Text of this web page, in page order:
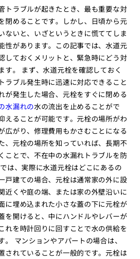
トラブルが起きたとき、最も重要な対
閉めることです。しかし、日頃から元
ないと、いざというときに慌ててしま
性があります。この記事では、水道元
しておくメリットと、緊急時にどう対
す。 まず、水道元栓を確認しておく
ラブル発生時に迅速に対応できること
が発生した場合、元栓をすぐに閉める
水漏れの水の流出を止めることがで
えることが可能です。元栓の場所がわ
広がり、修理費用もかさむことになる
、元栓の場所を知っていれば、長期不
ことで、不在中の水漏れトラブルを防
は、実際に水道元栓はどこにあるの
戸建ての場合、元栓は通常家の外に設
近くや庭の端、または家の外壁沿いに
に埋め込まれた小さな蓋の下に元栓が
を開けると、中にハンドルやレバーが
れを時計回りに回すことで水の供給を
。 マンションやアパートの場合は、
されていることが一般的です。元栓は